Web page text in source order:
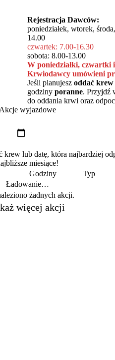
Rejestracja Dawców:
poniedziałek, wtorek,
14.00
czwartek: 7.00-16.30
sobota: 8.00-13.00
W poniedziałki, czwartki
Krwiodawcy umówieni
Jeśli planujesz oddać
godziny poranne. Przyjdź
do oddania krwi oraz
wyjazdowe
lub datę, która najbardziej
miesiące!
Godziny Typ
Ładowanie…
żadnych akcji.
więcej akcji